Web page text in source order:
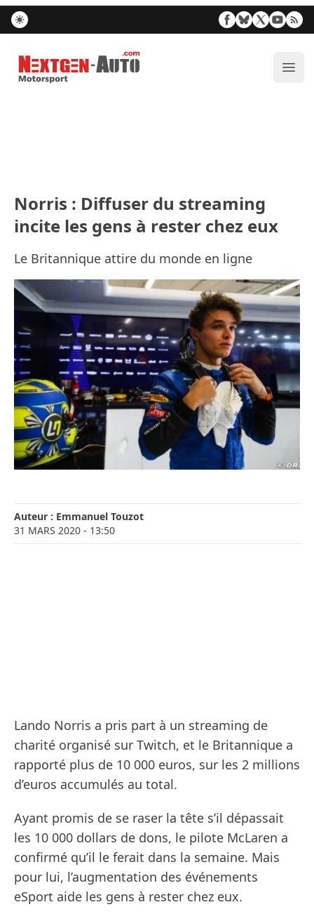
Nextgen-Auto.com
Norris : Diffuser du streaming
incite les gens à rester chez eux
Le Britannique attire du monde en ligne
Auteur : Emmanuel Touzot
31 MARS 2020 - 13:50
Lando Norris a pris part à un streaming de
charité organisé sur Twitch, et le Britannique a
rapporté plus de 10 000 euros, sur les 2 millions
d’euros accumulés au total.
Ayant promis de se raser la tête s’il dépassait
les 10 000 dollars de dons, le pilote McLaren a
confirmé qu’il le ferait dans la semaine. Mais
pour lui, l’augmentation des événements
eSport aide les gens à rester chez eux.